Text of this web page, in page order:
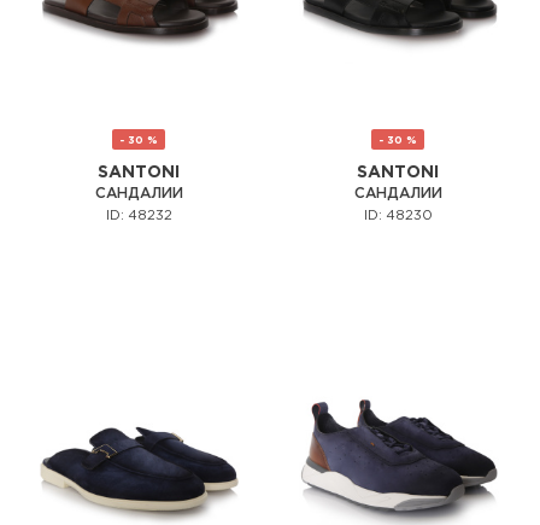
- 30 %
SANTONI
САНДАЛИИ
ID: 48232
- 30 %
SANTONI
САНДАЛИИ
ID: 48230